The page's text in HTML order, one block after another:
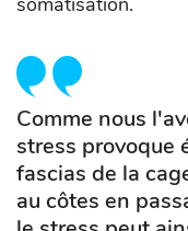
Comme nous
stress provoque
fascias de la
au côtes en